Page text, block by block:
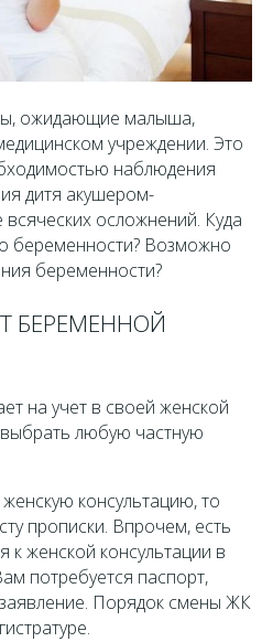
ожидающие малыша,
учреждении. Это
наблюдения
дитя акушером-
осложнений. Куда
беременности? Возможно
беременности?
БЕРЕМЕННОЙ
на учет в своей женской
любую частную
консультацию, то
прописки. Впрочем, есть
к женской консультации в
потребуется паспорт,
Порядок смены ЖК